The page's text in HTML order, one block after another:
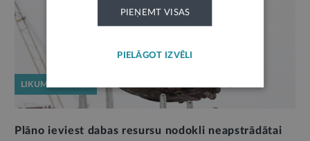
LIKUMPROJEKTS
Plāno ieviest dabas resursu nodokli neapstrādātai
PIEŅEMT VISAS
PIELĀGOT IZVĒLI